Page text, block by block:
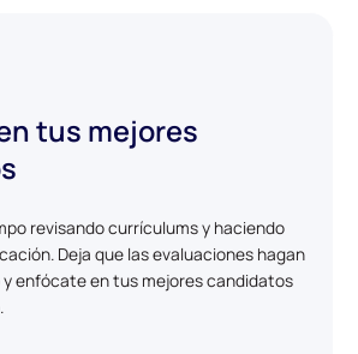
tus mejores
revisando currículums y haciendo
Deja que las evaluaciones hagan
enfócate en tus mejores candidatos